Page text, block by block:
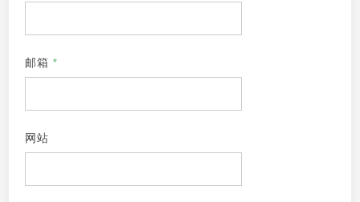
邮箱 *
网站